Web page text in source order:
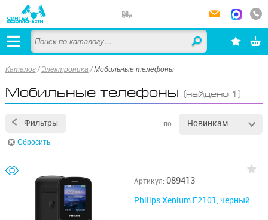
Каталог /Электроника /Мобильные телефоны
Мобильные телефоны (найдено 1)
Фильтры по: Новинкам
Сбросить
Артикул: 089413
Philips Xenium E2101, черный